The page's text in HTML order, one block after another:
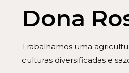
Dona
Trabalhamos uma
culturas diversificadas e